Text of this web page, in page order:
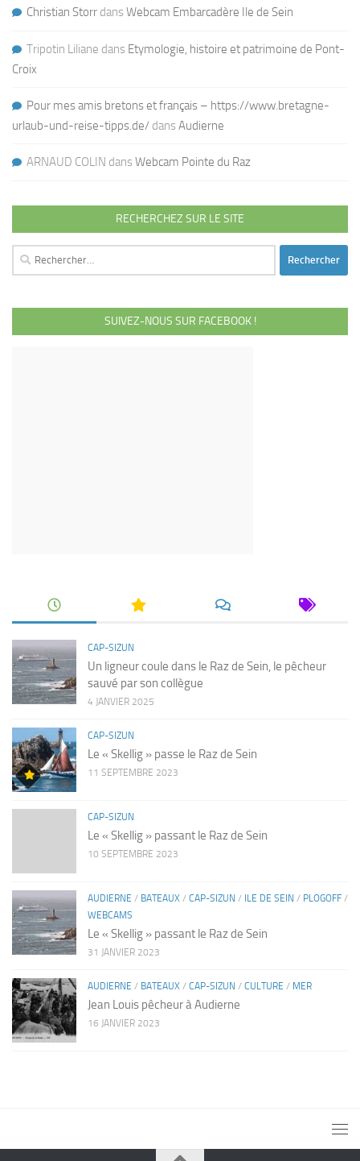
Christian Storr dans Webcam Embarcadère Ile de Sein
Tripotin Liliane dans Etymologie, histoire et patrimoine de Pont-
Croix
Pour mes amis bretons et français – https://www.bretagne-
urlaub-und-reise-tipps.de/ dans Audierne
ARNAUD COLIN dans Webcam Pointe du Raz
RECHERCHEZ SUR LE SITE
Rechercher :
SUIVEZ-NOUS SUR FACEBOOK !
CAP-SIZUN
Un ligneur coule dans le Raz de Sein, le pêcheur
sauvé par son collègue
4 JANVIER 2025
CAP-SIZUN
Le « Skellig » passe le Raz de Sein
11 SEPTEMBRE 2023
CAP-SIZUN
Le « Skellig » passant le Raz de Sein
10 SEPTEMBRE 2023
AUDIERNE / BATEAUX / CAP-SIZUN / ILE DE SEIN / PLOGOFF /
WEBCAMS
Le « Skellig » passant le Raz de Sein
31 JANVIER 2023
AUDIERNE / BATEAUX / CAP-SIZUN / CULTURE / MER
Jean Louis pêcheur à Audierne
16 JANVIER 2023